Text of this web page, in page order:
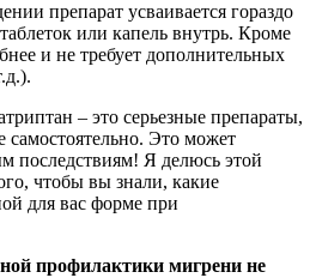
препарат усваивается гораздо
или капель внутрь. Кроме
и не требует дополнительных
– это серьезные препараты,
самостоятельно. Это может
последствиям! Я делюсь этой
чтобы вы знали, какие
для вас форме при
профилактики мигрени не